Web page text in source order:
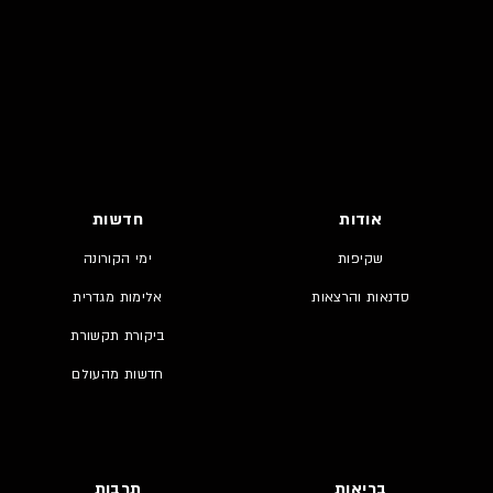
אודות
שקיפות
סדנאות והרצאות
חדשות
ימי הקורונה
אלימות מגדרית
ביקורת תקשורת
חדשות מהעולם